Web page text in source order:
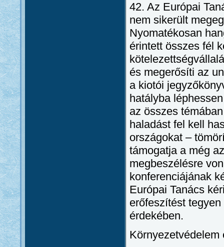
42. Az Európai
nem sikerült
Nyomatékosan
érintett összes fél
és megerősíti az
a kiotói
hatályba
az összes
haladást fel kell
országokat –
támogatja a még
megbeszélésre
konferenciájának
Európai Tanács
erőfeszítést
érdekében.
Környezetvédelem